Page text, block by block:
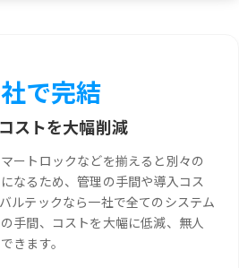
で完結
ストを大幅削減
ートロックなどを揃えると別々の
なるため、管理の手間や導入コス
ルテックなら一社で全てのシステム
手間、コストを大幅に低減、無人
きます。